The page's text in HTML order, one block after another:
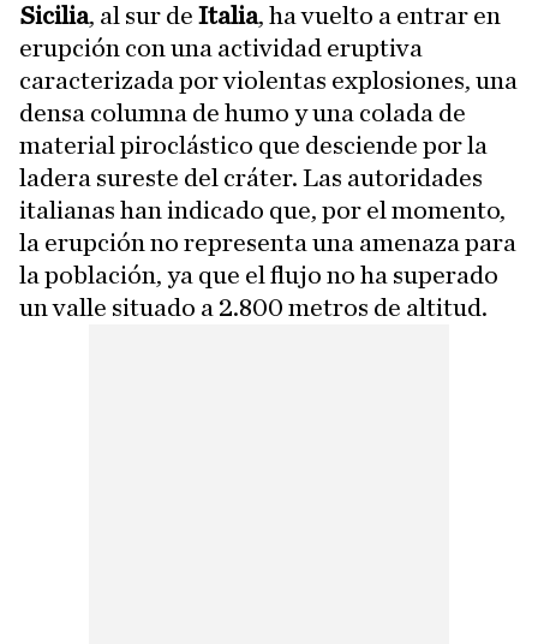
Sicilia, al sur de Italia, ha vuelto a entrar en
erupción con una actividad eruptiva
caracterizada por violentas explosiones, una
densa columna de humo y una colada de
material piroclástico que desciende por la
ladera sureste del cráter. Las autoridades
italianas han indicado que, por el momento,
la erupción no representa una amenaza para
la población, ya que el flujo no ha superado
un valle situado a 2.800 metros de altitud.